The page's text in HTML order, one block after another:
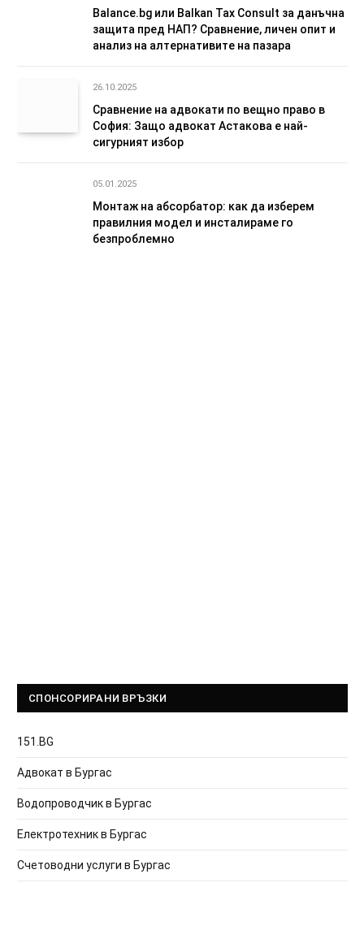
Balance.bg или Balkan Tax Consult за данъчна
защита пред НАП? Сравнение, личен опит и
анализ на алтернативите на пазара
26.10.2025
Сравнение на адвокати по вещно право в
София: Защо адвокат Астакова е най-
сигурният избор
05.01.2025
Монтаж на абсорбатор: как да изберем
правилния модел и инсталираме го
безпроблемно
СПОНСОРИРАНИ ВРЪЗКИ
151.BG
Адвокат в Бургас
Водопроводчик в Бургас
Електротехник в Бургас
Счетоводни услуги в Бургас